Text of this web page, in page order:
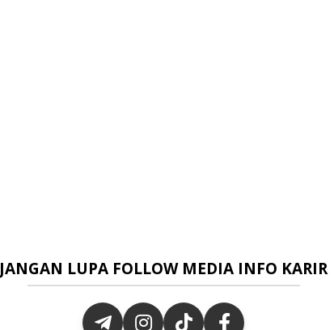
JANGAN LUPA FOLLOW MEDIA INFO KARIR